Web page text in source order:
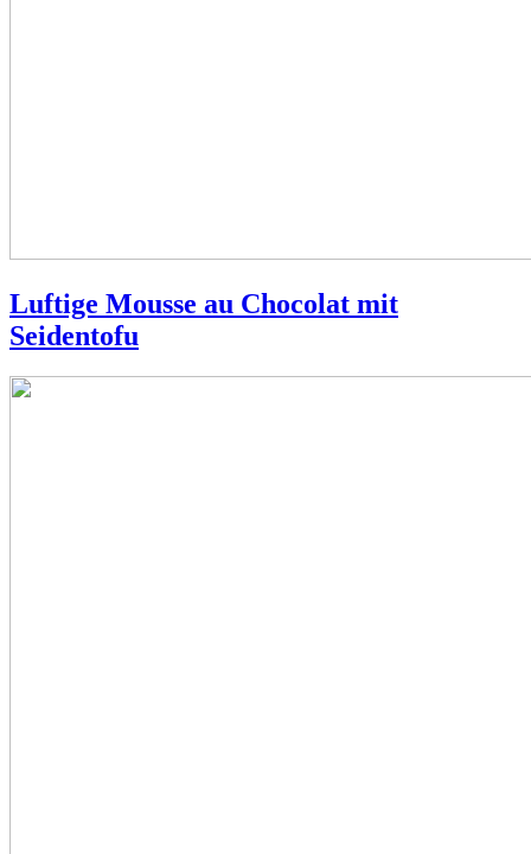
Luftige Mousse au Chocolat mit
Seidentofu